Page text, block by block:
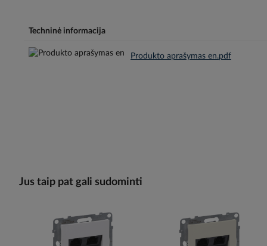
Techninė informacija
Produkto aprašymas en.pdf
Jus taip pat gali sudominti